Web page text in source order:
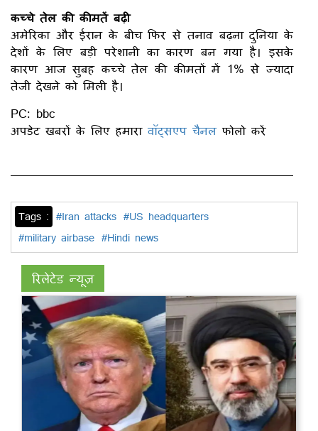
कच्चे तेल की कीमतें बढ़ी
अमेरिका और ईरान के बीच फिर से तनाव बढ़ना दुनिया के
देशों के लिए बड़ी परेशानी का कारण बन गया है। इसके
कारण आज सुबह कच्चे तेल की कीमतों में 1% से ज्यादा
तेजी देखने को मिली है।
PC: bbc
अपडेट खबरों के लिए हमारा वॉट्सएप चैनल फोलो करें
Tags : #Iran attacks #US headquarters
#military airbase #Hindi news
रिलेटेड न्यूज़